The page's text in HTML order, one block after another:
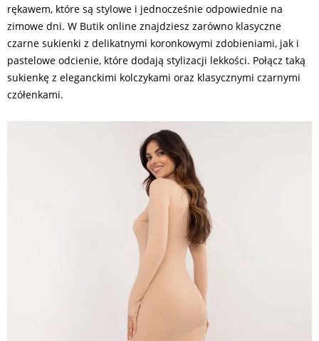
rękawem, które są stylowe i jednocześnie odpowiednie na
zimowe dni. W Butik online znajdziesz zarówno klasyczne
czarne sukienki z delikatnymi koronkowymi zdobieniami, jak i
pastelowe odcienie, które dodają stylizacji lekkości. Połącz taką
sukienkę z eleganckimi kolczykami oraz klasycznymi czarnymi
czółenkami.